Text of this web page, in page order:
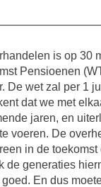
is op 30
Pensioenen
De wet zal per 1
dat we met
jaren, en
voeren. De
in de toekomst
de generaties
En dus